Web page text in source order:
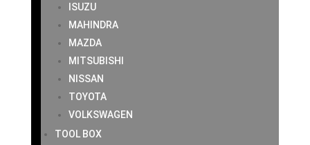
ISUZU
MAHINDRA
MAZDA
MITSUBISHI
NISSAN
TOYOTA
VOLKSWAGEN
TOOL BOX